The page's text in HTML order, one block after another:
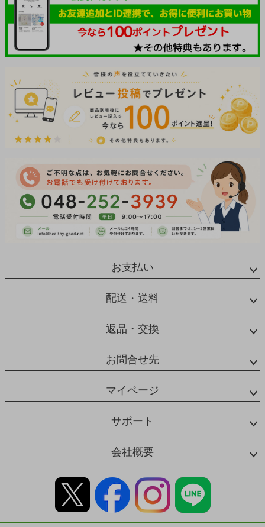
お支払い
配送・送料
返品・交換
お問合せ先
マイページ
サポート
会社概要